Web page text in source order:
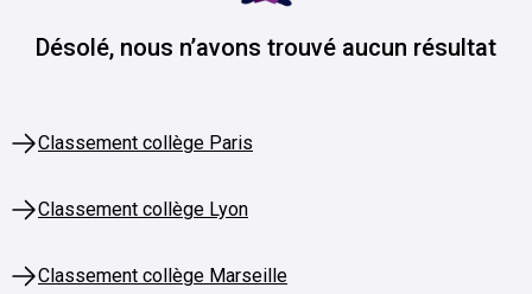
Désolé, nous n’avons trouvé aucun résultat
Classement collège Paris
Classement collège Lyon
Classement collège Marseille